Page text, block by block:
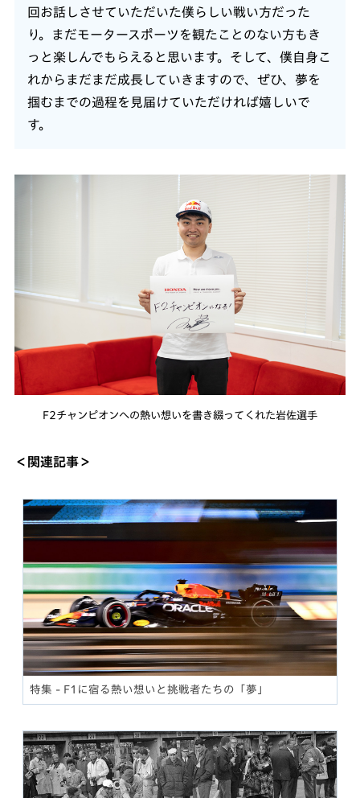
回お話しさせていただいた僕らしい戦い方だった
り。まだモータースポーツを観たことのない方もき
っと楽しんでもらえると思います。そして、僕自身こ
れからまだまだ成長していきますので、ぜひ、夢を
掴むまでの過程を見届けていただければ嬉しいで
す。
F2チャンピオンへの熱い想いを書き綴ってくれた岩佐選手
＜関連記事＞
特集 - F1に宿る熱い想いと挑戦者たちの「夢」